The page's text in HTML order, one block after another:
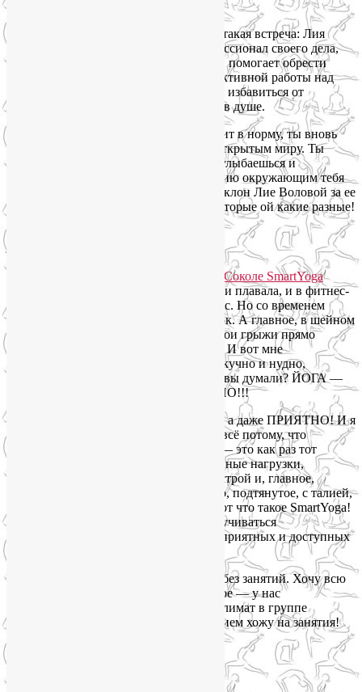
Мне очень повезло, у меня произошла такая встреча: Лия
Волова, наставник, абсолютный профессионал своего дела,
тренер по йоге, вдохновитель, который помогает обрести
гармонию, получать удовольствие от активной работы над
своей физической и душевной формой, избавиться от
ощущения стагнации во всем: в теле и в душе.
Разбалансированный организм проходит в норму, ты вновь
ощущаешь себя легким, подвижным, открытым миру. Ты
вновь обретаешь уверенность и силы, улыбаешься и
транслируешь свою позитивную энергию окружающим тебя
людям. Это дорогого стоит! Низкий поклон Лие Воловой за ее
труд, за любовь и терпение к людям, которые ой какие разные!
«Полюбите йогу, как полюбила её я! Я и плавала, и в фитнес-
клуб ходила на тренажеры, и на пилатес. Но со временем
стала уставать от интенсивных нагрузок. А главное, в шейном
и поясничном отделах позвоночника мои грыжи прямо
«стонали» после «полезного» фитнеса! И вот мне
посоветовали ЙОГУ. Я думала — это скучно и нудно,
но записалась здоровья ради. И что бы вы думали? ЙОГА —
ЭТО ИНТЕРЕСНО и ОЧЕНЬ ПОЛЕЗНО!!!
Два года я занимаюсь — это не трудно, а даже ПРИЯТНО! И я
даже забыла о своём позвоночнике! А всё потому, что
я попала к правильному тренеру! Лия — это как раз тот
тренер, который вам нужен. Дозированные нагрузки,
полезная информация, позитивный настрой и, главное,
здоровое, гибкое и постройневшее тело, подтянутое, с талией,
прямой спиной и крепкой попкой — вот что такое SmartYoga!
И не надо закручиваться в узел и выкручиваться
в немыслимые позы — много других приятных и доступных
Я теперь не представляю своей жизни без занятий. Хочу всю
жизнь ходить на йогу к Лие!!! И гоавное — у нас
сформировался такой хороший микроклимат в группе
благодаря Лие, что прямо с удовольствием хожу на занятия!